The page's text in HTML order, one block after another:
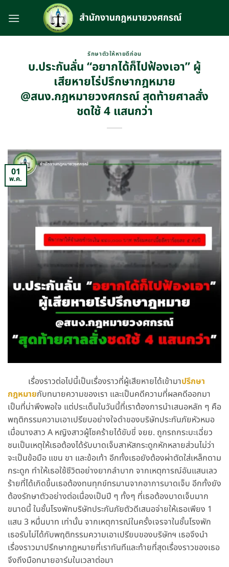
รักษาตัวให้หายดีก่อน
บ.ประกันลั่น “อยากได้ก็ไปฟ้องเอา” ผู้
เสียหายโร่ปรึกษากฎหมาย
@สนง.กฎหมายวงศกรณ์ สุดท้ายศาลสั่ง
ชดใช้ 4 แสนกว่า
01
พ.ค.
เรื่องราวต่อไปนี้เป็นเรื่องราวที่ผู้เสียหายได้เข้ามาปรึกษา
กฎหมายกับทนายความของเรา และเป็นคดีความที่ผลคดีออกมา
เป็นที่น่าพึงพอใจ แต่ประเด็นในวันนี้ที่เราต้องการนำเสนอหลัก ๆ คือ
พฤติกรรมความเอาเปรียบอย่างใจดำของบริษัทประกันภัยหัวหมอ
เมื่อนางสาว A หญิงสาวผู้โชคร้ายได้ขับขี่ จยย. ถูกรถกระบะเฉี่ยว
ชนเป็นเหตุให้เธอต้องได้รับบาดเจ็บสาหัสกระดูกหักหลายส่วนไม่ว่า
จะเป็นข้อมือ แขน ขา และข้อเท้า อีกทั้งเธอยังต้องผ่าตัดใส่เหล็กดาม
กระดูก ทำให้เธอใช้ชีวิตอย่างยากลำบาก จากเหตุการณ์อันแสนเลว
ร้ายที่ได้เกิดขึ้นเธอต้องทนทุกข์ทรมานจากอาการบาดเจ็บ อีกทั้งยัง
ต้องรักษาตัวอย่างต่อเนื่องเป็นปี ๆ ทั้งๆ ที่เธอต้องบาดเจ็บมาก
ขนาดนี้ ในชั้นโรงพักบริษัทประกันภัยตัวดีเสนอจ่ายให้เธอเพียง 1
แสน 3 หมื่นบาท เท่านั้น จากเหตุการณ์ในครั้งเจรจาในชั้นโรงพัก
เธอรับไม่ได้กับพฤติกรรมความเอาเปรียบของบริษัทฯ เธอจึงนำ
เรื่องราวมาปรึกษากฎหมายที่เราทันทีและท้ายที่สุดเรื่องราวของเธอ
จึงถึงมือทนายอาร์มในเวลาต่อมา